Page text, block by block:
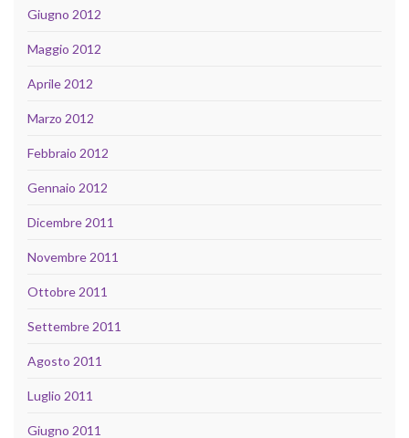
Giugno 2012
Maggio 2012
Aprile 2012
Marzo 2012
Febbraio 2012
Gennaio 2012
Dicembre 2011
Novembre 2011
Ottobre 2011
Settembre 2011
Agosto 2011
Luglio 2011
Giugno 2011